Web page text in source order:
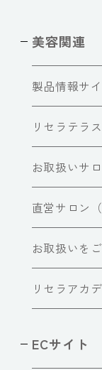
美容関連
製品情報サ
リセラテラス
お取扱いサ
直営サロン
お取扱いを
リセラアカ
ECサイト